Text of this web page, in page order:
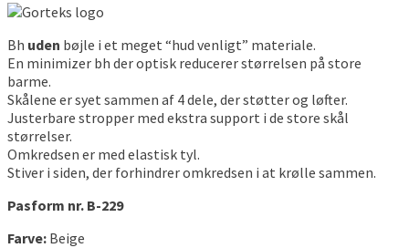
Bh uden bøjle i et meget “hud venligt” materiale.
En minimizer bh der optisk reducerer størrelsen på store
barme.
Skålene er syet sammen af 4 dele, der støtter og løfter.
Justerbare stropper med ekstra support i de store skål
størrelser.
Omkredsen er med elastisk tyl.
Stiver i siden, der forhindrer omkredsen i at krølle sammen.
Pasform nr. B-229
Farve: Beige